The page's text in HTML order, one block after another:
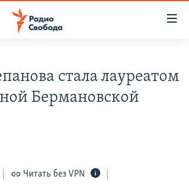
стала лауреатом
Бермановской
Читать без VPN